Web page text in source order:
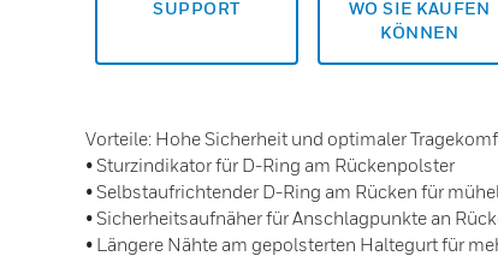
SUPPORT
WO SIE KAUFEN
KÖNNEN
Vorteile: Hohe Sicherheit und optimaler
• Sturzindikator für D-Ring am Rückenpolster
• Selbstaufrichtender D-Ring am Rücken für
• Sicherheitsaufnäher für Anschlagpunkte an
• Längere Nähte am gepolsterten Haltegurt für